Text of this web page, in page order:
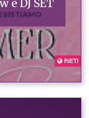
e DJ SET
RIETI